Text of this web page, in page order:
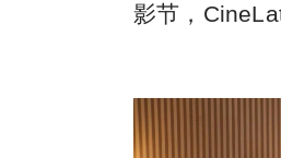
影节，